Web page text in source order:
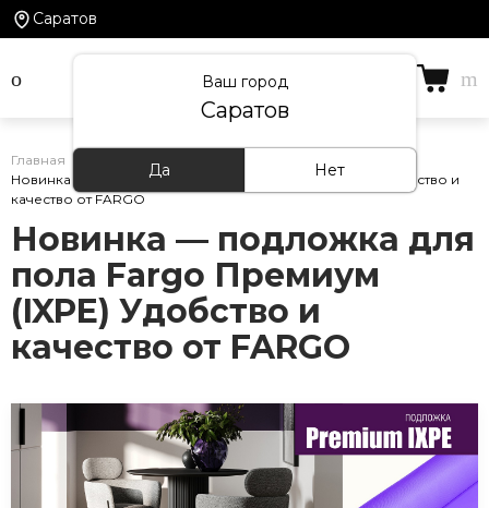
Саратов
Ваш город
Саратов
Да Нет
Главная
/
Новинка — подложка для пола Fargo Премиум (IXPE) Удобство и
качество от FARGO
Новинка — подложка для
пола Fargo Премиум
(IXPE) Удобство и
качество от FARGO